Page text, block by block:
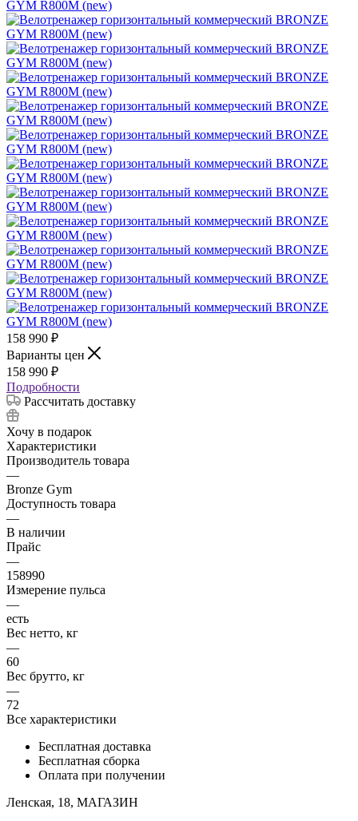
158 990 ₽
Варианты цен
158 990 ₽
Подробности
Рассчитать доставку
Хочу в подарок
Характеристики
Производитель товара
—
Bronze Gym
Доступность товара
—
В наличии
Прайс
—
158990
Измерение пульса
—
есть
Вес нетто, кг
—
60
Вес брутто, кг
—
72
Все характеристики
Бесплатная доставка
Бесплатная сборка
Оплата при получении
Ленская, 18, МАГАЗИН